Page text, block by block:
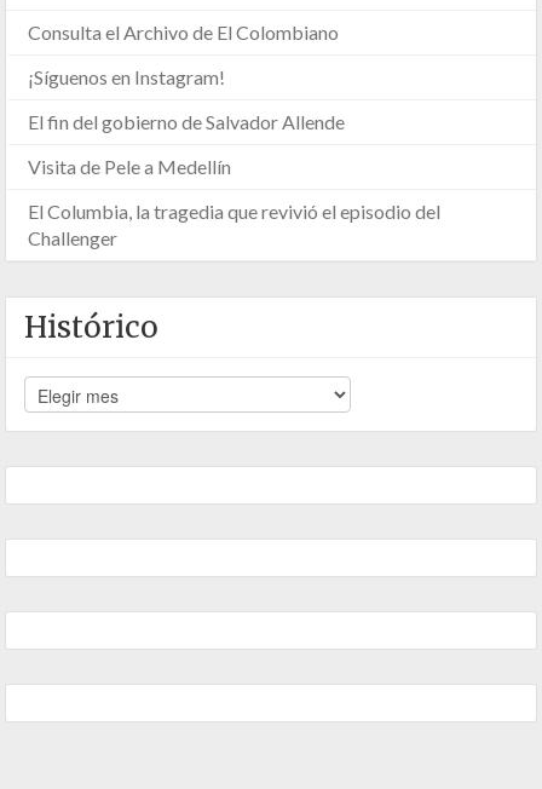
Consulta el Archivo de El Colombiano
¡Síguenos en Instagram!
El fin del gobierno de Salvador Allende
Visita de Pele a Medellín
El Columbia, la tragedia que revivió el episodio del
Challenger
Histórico